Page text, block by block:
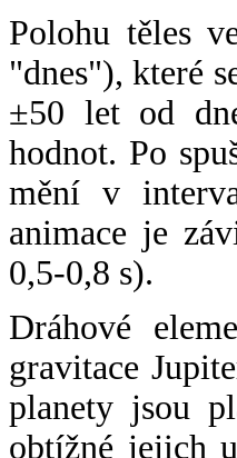
Polohu těles
"dnes"), které
±50 let od
hodnot. Po
mění v
animace je
0,5-0,8 s).
Dráhové
gravitace
planety jsou
obtížné jejich